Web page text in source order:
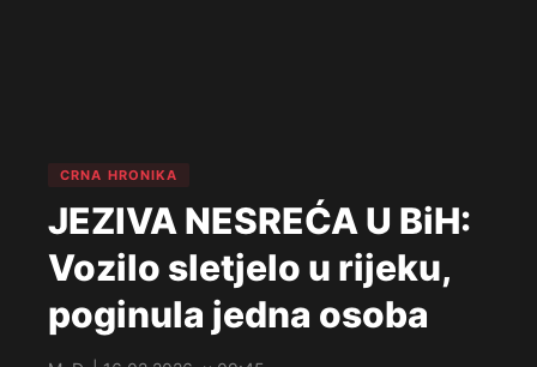
CRNA HRONIKA
JEZIVA NESREĆA U BiH:
Vozilo sletjelo u rijeku,
poginula jedna osoba